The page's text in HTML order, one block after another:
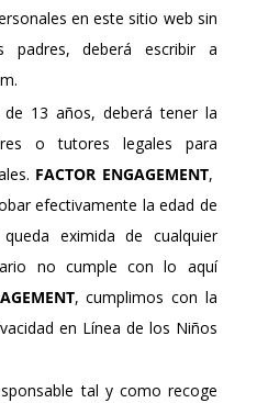
en este sitio web sin
padres, deberá escribir a
13 años, deberá tener la
o tutores legales para
FACTOR ENGAGEMENT,
efectivamente la edad de
eximida de cualquier
no cumple con lo aquí
, cumplimos con la
en Línea de los Niños
tal y como recoge